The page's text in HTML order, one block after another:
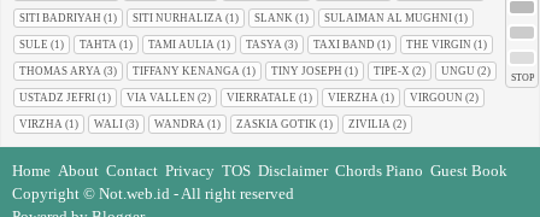
SITI BADRIYAH (1) SITI NURHALIZA (1) SLANK (1) SULAIMAN AL MUGHNI (1)
SULE (1) TAHTA (1) TAMI AULIA (1) TASYA (3) TAXI BAND (1) THE VIRGIN (1)
THOMAS ARYA (3) TIFFANY KENANGA (1) TINY JOSEPH (1) TIPE-X (2) UNGU (2)
USTADZ JEFRI (1) VIA VALLEN (2) VIERRATALE (1) VIERZHA (1) VIRGOUN (2)
VIRZHA (1) WALI (3) WANDRA (1) ZASKIA GOTIK (1) ZIVILIA (2)
Home About Contact Privacy TOS Disclaimer Chords Piano Guest Book
Copyright © Not.web.id - All right reserved
STOP